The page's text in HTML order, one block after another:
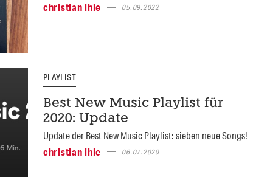
christian ihle
05.09.2022
PLAYLIST
Best New Music Playlist für
2020: Update
Update der Best New Music Playlist: sieben neue Songs!
christian ihle
06.07.2020